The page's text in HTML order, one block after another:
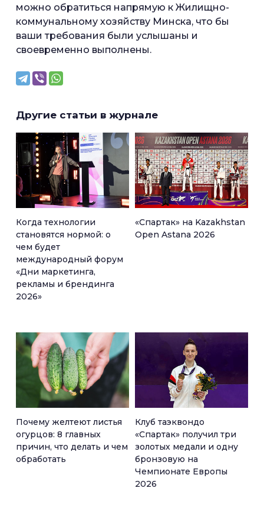
можно обратиться напрямую к Жилищно-
коммунальному хозяйству Минска, что бы
ваши требования были услышаны и
своевременно выполнены.
Другие статьи в журнале
Когда технологии
становятся нормой: о
чем будет
международный форум
«Дни маркетинга,
рекламы и брендинга
2026»
«Спартак» на Kazakhstan
Open Astana 2026
Почему желтеют листья
огурцов: 8 главных
причин, что делать и чем
обработать
Клуб таэквондо
«Спартак» получил три
золотых медали и одну
бронзовую на
Чемпионате Европы
2026